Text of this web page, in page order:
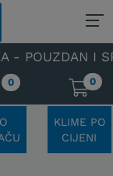
0 0
KLIME PO
CIJENI